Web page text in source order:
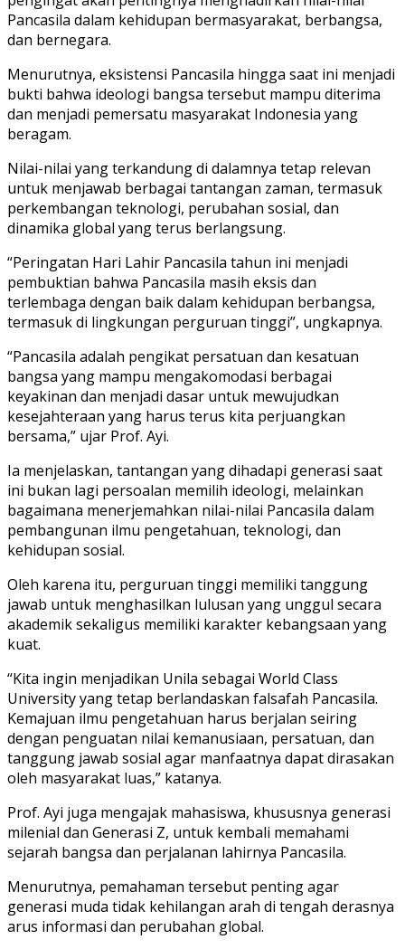
Pancasila dalam kehidupan bermasyarakat, berbangsa,
dan bernegara.
Menurutnya, eksistensi Pancasila hingga saat ini menjadi
bukti bahwa ideologi bangsa tersebut mampu diterima
dan menjadi pemersatu masyarakat Indonesia yang
beragam.
Nilai-nilai yang terkandung di dalamnya tetap relevan
untuk menjawab berbagai tantangan zaman, termasuk
perkembangan teknologi, perubahan sosial, dan
dinamika global yang terus berlangsung.
“Peringatan Hari Lahir Pancasila tahun ini menjadi
pembuktian bahwa Pancasila masih eksis dan
terlembaga dengan baik dalam kehidupan berbangsa,
termasuk di lingkungan perguruan tinggi”, ungkapnya.
“Pancasila adalah pengikat persatuan dan kesatuan
bangsa yang mampu mengakomodasi berbagai
keyakinan dan menjadi dasar untuk mewujudkan
kesejahteraan yang harus terus kita perjuangkan
bersama,” ujar Prof. Ayi.
Ia menjelaskan, tantangan yang dihadapi generasi saat
ini bukan lagi persoalan memilih ideologi, melainkan
bagaimana menerjemahkan nilai-nilai Pancasila dalam
pembangunan ilmu pengetahuan, teknologi, dan
kehidupan sosial.
Oleh karena itu, perguruan tinggi memiliki tanggung
jawab untuk menghasilkan lulusan yang unggul secara
akademik sekaligus memiliki karakter kebangsaan yang
kuat.
“Kita ingin menjadikan Unila sebagai World Class
University yang tetap berlandaskan falsafah Pancasila.
Kemajuan ilmu pengetahuan harus berjalan seiring
dengan penguatan nilai kemanusiaan, persatuan, dan
tanggung jawab sosial agar manfaatnya dapat dirasakan
oleh masyarakat luas,” katanya.
Prof. Ayi juga mengajak mahasiswa, khususnya generasi
milenial dan Generasi Z, untuk kembali memahami
sejarah bangsa dan perjalanan lahirnya Pancasila.
Menurutnya, pemahaman tersebut penting agar
generasi muda tidak kehilangan arah di tengah derasnya
arus informasi dan perubahan global.